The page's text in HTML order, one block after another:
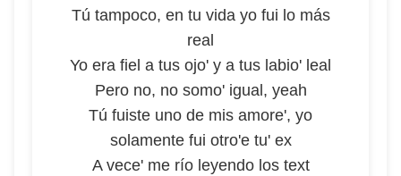
Tú tampoco, en tu vida yo fui lo más
real
Yo era fiel a tus ojo' y a tus labio' leal
Pero no, no somo' igual, yeah
Tú fuiste uno de mis amore', yo
solamente fui otro'e tu' ex
A vece' me río leyendo los text